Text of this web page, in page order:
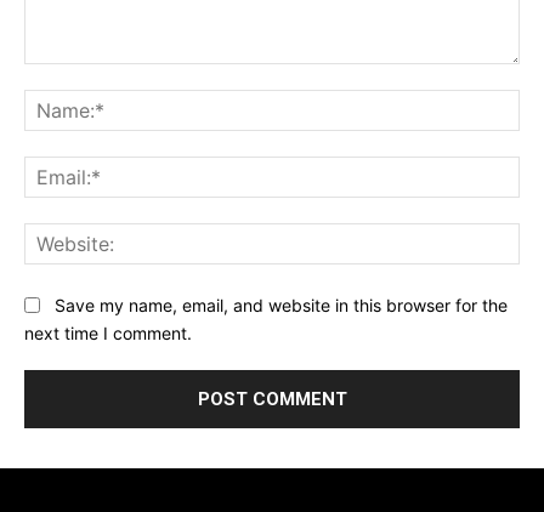
Save my name, email, and website in this browser for the
next time I comment.